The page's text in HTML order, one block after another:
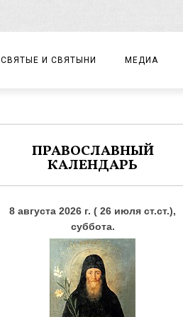
СВЯТЫЕ И СВЯТЫНИ МЕДИА
ФОТО
ПРАВОСЛАВНЫЙ
КАЛЕНДАРЬ
8 августа 2026 г. ( 26 июля ст.ст.),
суббота.